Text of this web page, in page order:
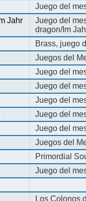
Juego del
Jahr
Juego del
dragon/Im
Brass, juego
Juegos del
Juego del
Juego del
Juego del
Juego del
Juego del
Juegos del
Primordial
Juego del
Los Colonos